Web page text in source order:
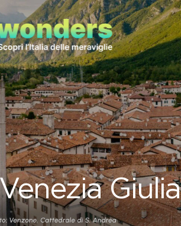
Giulia